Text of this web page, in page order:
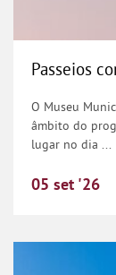
Passeios
O Museu
âmbito do
lugar no dia ...
05 set '26